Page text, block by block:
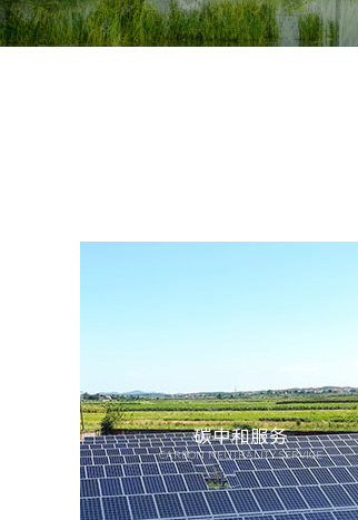
碳中和服务
CARBON NEUTRALITY SERVICE